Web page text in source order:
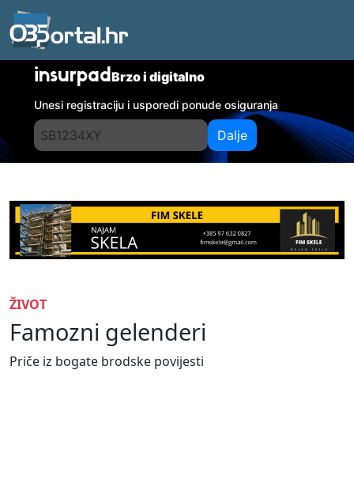
insurpadBrzo i digitalno
Unesi registraciju i usporedi ponude osiguranja
Dalje
ŽIVOT
Famozni gelenderi
Priče iz bogate brodske povijesti